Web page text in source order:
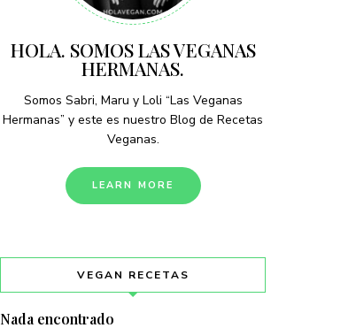
HOLA. SOMOS LAS VEGANAS
HERMANAS.
Somos Sabri, Maru y Loli “Las Veganas
Hermanas” y este es nuestro Blog de Recetas
Veganas.
LEARN MORE
VEGAN RECETAS
Nada encontrado